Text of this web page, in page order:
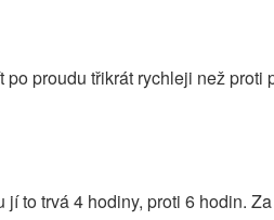
proudu třikrát rychleji než
to trvá 4 hodiny, proti 6 hodin.